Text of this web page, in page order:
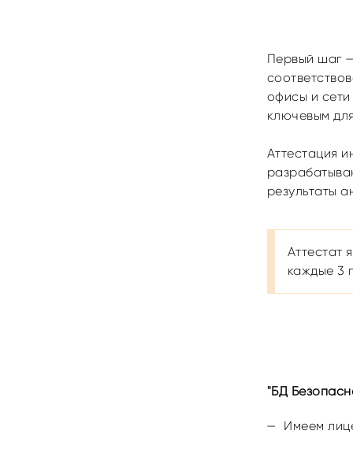
Первый шаг
офисы и
ключевым
Аттестация
результаты
Аттестат
каждые 3
"БД
Имеем